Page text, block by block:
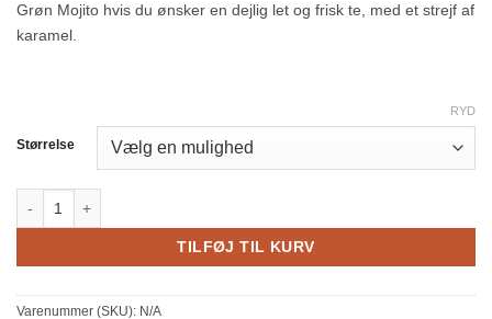
til
Grøn Mojito hvis du ønsker en dejlig let og frisk te, med et strejf af
karamel.
Størrelse
RYD
TILFØJ TIL KURV
Varenummer (SKU): N/A